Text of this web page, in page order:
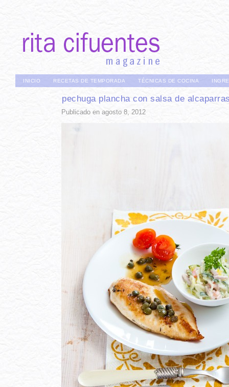
INICIO RECETAS DE TEMPORADA TÉCNICAS DE COCINA
pechuga plancha con salsa de
Publicado en agosto 8, 2012